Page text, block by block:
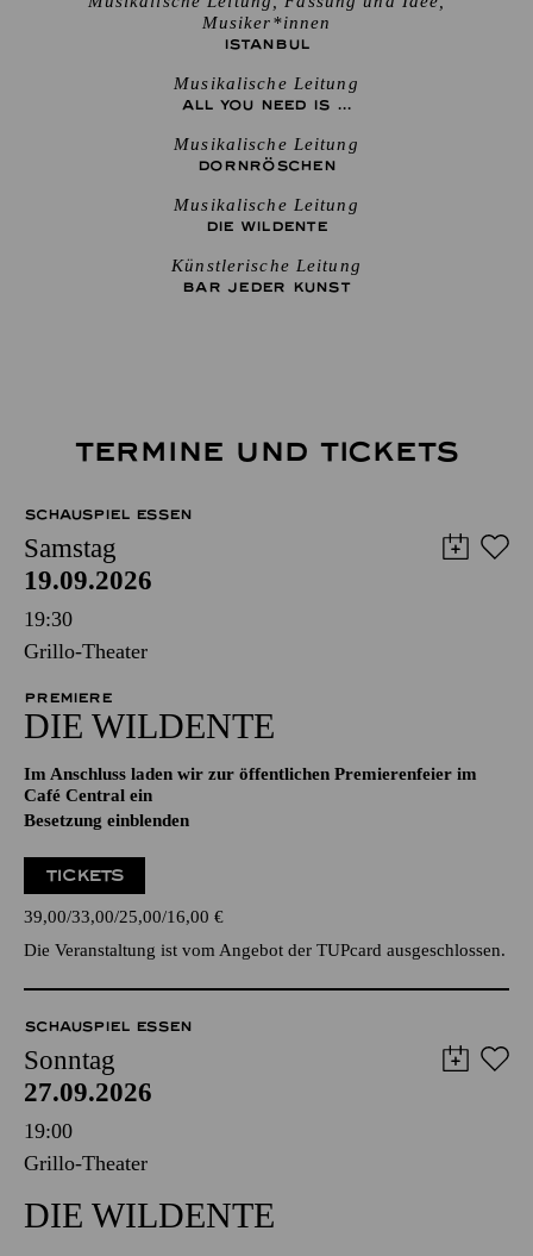
Musiker*innen
ISTANBUL
Musikalische Leitung
ALL YOU NEED IS ...
Musikalische Leitung
DORNRÖSCHEN
Musikalische Leitung
DIE WILDENTE
Künstlerische Leitung
BAR JEDER KUNST
TERMINE UND TICKETS
SCHAUSPIEL ESSEN
Samstag
19.09.2026
19:30
Grillo-Theater
PREMIERE
DIE WILDENTE
Im Anschluss laden wir zur öffentlichen Premierenfeier im
Café Central ein
Besetzung einblenden
TICKETS
39,00 33,00 25,00 16,00 €
Die Veranstaltung ist vom Angebot der TUPcard ausgeschlossen.
SCHAUSPIEL ESSEN
Sonntag
27.09.2026
19:00
Grillo-Theater
DIE WILDENTE